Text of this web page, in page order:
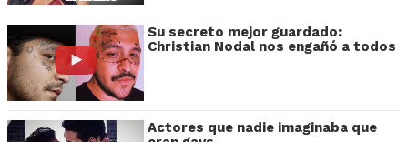
Su secreto mejor guardado:
Christian Nodal nos engañó a todos
Actores que nadie imaginaba que